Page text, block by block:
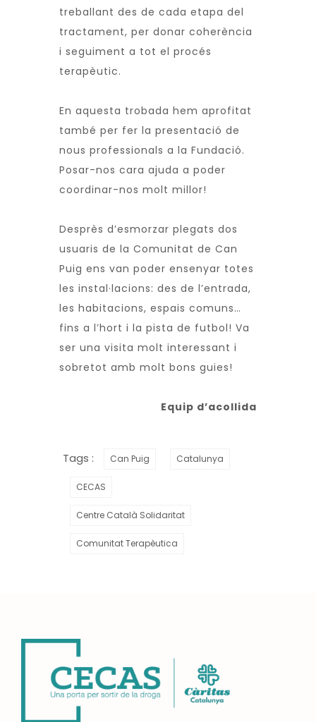
treballant des de cada etapa del
tractament, per donar coherència
i seguiment a tot el procés
terapèutic.
En aquesta trobada hem aprofitat
també per fer la presentació de
nous professionals a la Fundació.
Posar-nos cara ajuda a poder
coordinar-nos molt millor!
Desprès d’esmorzar plegats dos
usuaris de la Comunitat de Can
Puig ens van poder ensenyar totes
les instal·lacions: des de l’entrada,
les habitacions, espais comuns…
fins a l’hort i la pista de futbol! Va
ser una visita molt interessant i
sobretot amb molt bons guies!
Equip d’acollida
Tags : Can Puig Catalunya
CECAS
Centre Català Solidaritat
Comunitat Terapèutica